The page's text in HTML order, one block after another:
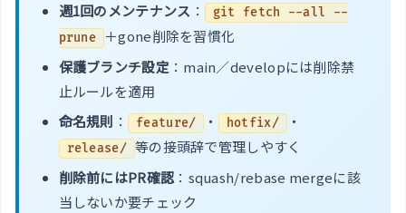
週1回のメンテナンス ：
git fetch --all --
prune
＋gone削除を習慣化
保護ブランチ設定：main／developには削除禁
止ルールを適用
命名規則 ： feature/ ・ hotfix/ ・
release/ 等の接頭辞で管理しやすく
削除前にはPR確認：squash/rebase mergeに該
当しないか要チェック